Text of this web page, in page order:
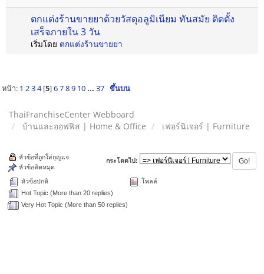
ตกแต่งร้านขายยาด้วยวัสดุอลูมิเนียม ทันสมัย ติดตั้ง
เสร็จภายใน 3 วัน
เริ่มโดย ตกแต่งร้านขายยา
หน้า: 1 2 3 4[5]6 7 8 9 10 ... 37 ขึ้นบน
ThaiFranchiseCenter Webboard
บ้านและออฟฟิส | Home & Office
เฟอร์นิเจอร์ | Furniture
กระโดดไป:
หัวข้อปกติ
Hot Topic (More than 20 replies)
Very Hot Topic (More than 50 replies)
หัวข้อที่ถูกใส่กุญแจ
หัวข้อติดหมุด
โพลล์